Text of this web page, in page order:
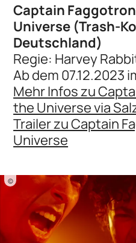
Captain
Universe (Trash-
Deutschland)
Regie: Harvey
Ab dem 07.12.2023
Mehr Infos zu
the Universe via
Trailer zu Captain
Universe
©